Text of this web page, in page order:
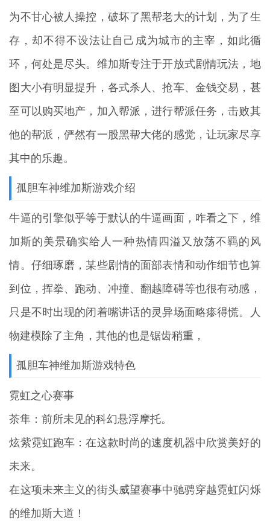
为不甘心被人操控，破坏了黑帮老大的计划，为了生
存，却不得不设法让自己成为城市的主宰，如此循
环，何处是尽头。维加斯专注于开放式剧情玩法，地
图大小有明显提升，各式杀人、抢车、金钱交易，甚
至可以购买地产，加入帮派，进行帮派任务，击败其
他的帮派，俨然有一股黑帮大佬的感觉，让玩家尽享
其中的乐趣。
孤胆车神维加斯游戏介绍
牛逼的引擎似乎等于默认的牛逼画面，咋看之下，维
加斯的美景确实给人一种热情四溢又放荡不羁的风
情。仔细琢磨，某些剧情的面部表情和动作细节也算
到位，挥拳、跑动、冲撞、翻越障碍等也很有动感，
只是不时出现的闭着嘴讲话的灵异场面略瘆得慌。人
物建模除了主角，其他的也是锯齿稍重，
孤胆车神维加斯游戏特色
霓虹之心赛事
茶隼：前所未见的科幻悬浮摩托。
炫紫霓虹跑车：在这款时尚的速度机器中欣赏美好的
未来。
在这项未来主义的街头威望赛事中驰骋穿越霓虹闪烁
的维加斯大道！